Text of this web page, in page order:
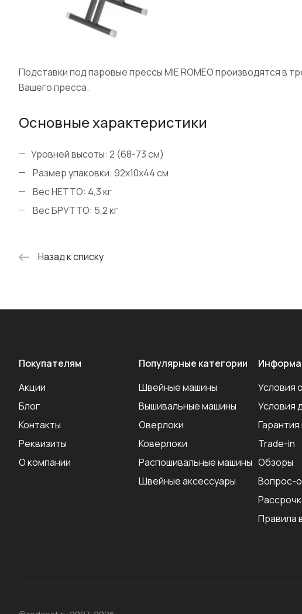
Подставки под паровые прессы MIE ROMEO производятся в
Вашего пресса.
Основные характеристики
Уровней высоты: 2 (68-73 см)
Размер упаковки: 92х10х44 см
Вес НЕТТО: 4,3 кг
Вес БРУТТО: 5,2 кг
Назад к списку
Покупателям
Акции
Блог
Контакты
Реквизиты
О компании
Популярные категории
Швейные машины
Вышивальные машины
Оверлоки
Коверлоки
Распошивальные машины
Швейные аксеcсуары
Условия
Условия
Trade-in
Обзоры
Вопрос-
Правила